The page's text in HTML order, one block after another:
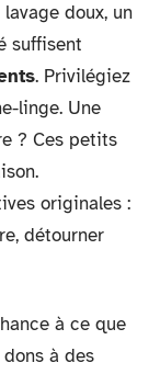
doux, un
suffisent
. Privilégiez
linge. Une
? Ces petits
originales :
détourner
à ce que
dons à des